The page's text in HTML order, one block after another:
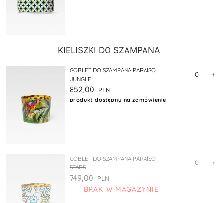
KIELISZKI DO SZAMPANA
GOBLET DO SZAMPANA PARAISO
JUNGLE
852,00
produkt dostępny na zamówienie
- +
GOBLET DO SZAMPANA PARAÍSO
STARS
749,00
BRAK W MAGAZYNIE
- +